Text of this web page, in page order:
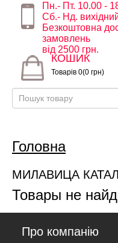
Пн.- Пт. 10.00 -
Сб.- Нд.
Безкоштовна
замовлень
від 2500 грн.
КОШИК
Товарів 0(0 грн)
Головна
МИЛАВИЦА
Товары не
Про компанію